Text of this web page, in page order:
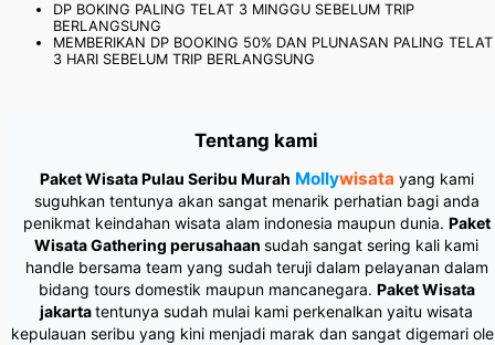
DP BOKING PALING TELAT 3 MINGGU SEBELUM TRIP
BERLANGSUNG
MEMBERIKAN DP BOOKING 50% DAN PLUNASAN PALING TELAT
3 HARI SEBELUM TRIP BERLANGSUNG
Tentang kami
Paket Wisata Pulau Seribu Murah Mollywisata yang kami
suguhkan tentunya akan sangat menarik perhatian bagi anda
penikmat keindahan wisata alam indonesia maupun dunia. Paket
Wisata Gathering perusahaan sudah sangat sering kali kami
handle bersama team yang sudah teruji dalam pelayanan dalam
bidang tours domestik maupun mancanegara. Paket Wisata
jakartatentunya sudah mulai kami perkenalkan yaitu wisata
kepulauan seribu yang kini menjadi marak dan sangat digemari